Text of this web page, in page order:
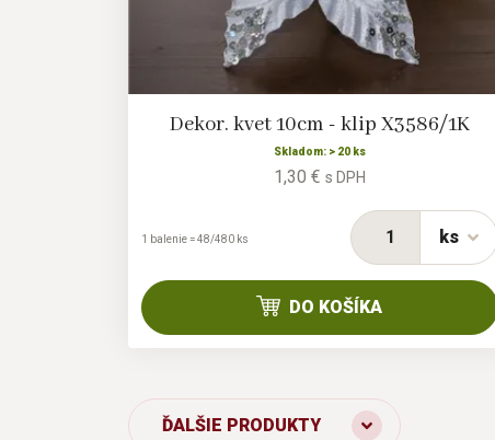
Dekor. kvet 10cm - klip X3586/1K
Skladom: > 20 ks
1,30 € s DPH
ks
1 balenie = 48/480 ks
DO KOŠÍKA
ĎALŠIE PRODUKTY